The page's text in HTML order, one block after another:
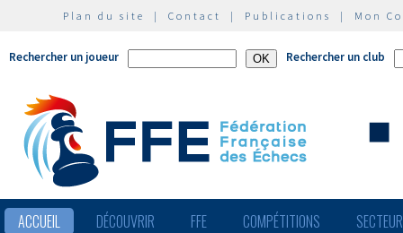
Plan du site | Contact | Publications | Mon
Rechercher un joueur Rechercher un club
ACCUEIL DÉCOUVRIR FFE COMPÉTITIONS